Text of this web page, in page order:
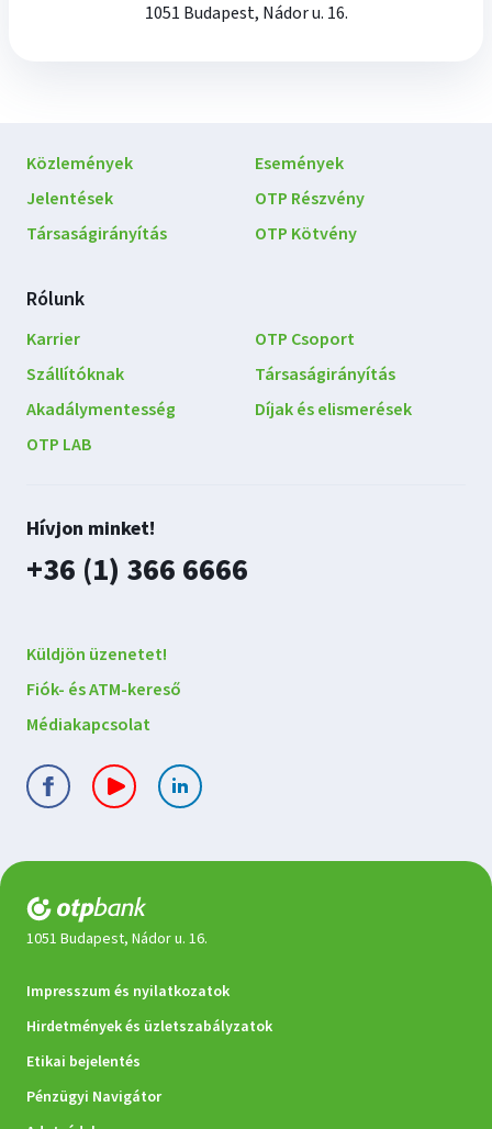
1051 Budapest, Nádor u. 16.
Lábléc
navigáció
Közlemények
Események
Jelentések
OTP Részvény
Társaságirányítás
OTP Kötvény
Rólunk
Karrier
Szállítóknak
Akadálymentesség
OTP LAB
OTP Csoport
Társaságirányítás
Díjak és elismerések
Lépjen
kapcsolatba
velünk
Hívjon minket!
plusz
+36 (1) 366 6666
Küldjön üzenetet!
Fiók- és ATM-kereső
Médiakapcsolat
1051 Budapest, Nádor u. 16.
Jogi
dokumentumok
Impresszum és nyilatkozatok
Hirdetmények és üzletszabályzatok
Etikai bejelentés
Pénzügyi Navigátor